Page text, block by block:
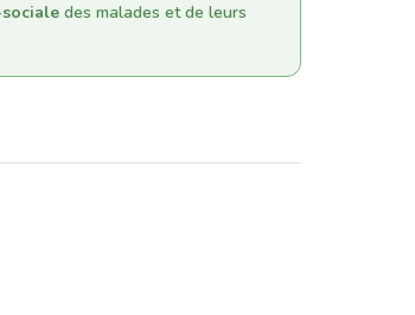
des malades et de leurs